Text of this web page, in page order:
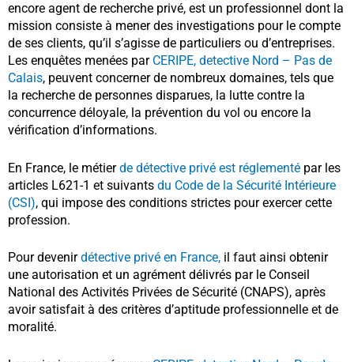
encore agent de recherche privé, est un professionnel dont la
mission consiste à mener des investigations pour le compte
de ses clients, qu’il s’agisse de particuliers ou d’entreprises.
Les enquêtes menées par CERIPE, detective Nord – Pas de
Calais, peuvent concerner de nombreux domaines, tels que
la recherche de personnes disparues, la lutte contre la
concurrence déloyale, la prévention du vol ou encore la
vérification d’informations.
En France, le métierde détective privé est réglementé par les
articles L621-1 et suivants du Code de la Sécurité Intérieure
(CSI), qui impose des conditions strictes pour exercer cette
profession.
Pour devenirdétective privé en France, il faut ainsi obtenir
une autorisation et un agrément délivrés par le Conseil
National des Activités Privées de Sécurité (CNAPS), après
avoir satisfait à des critères d’aptitude professionnelle et de
moralité.